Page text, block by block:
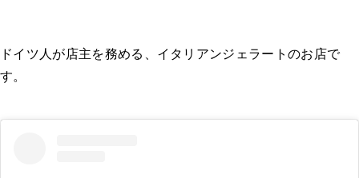
ドイツ人が店主を務める、イタリアンジェラートのお店で
す。